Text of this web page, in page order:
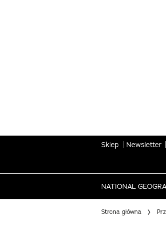
Sklep Newsletter
NATIONAL
Strona główna